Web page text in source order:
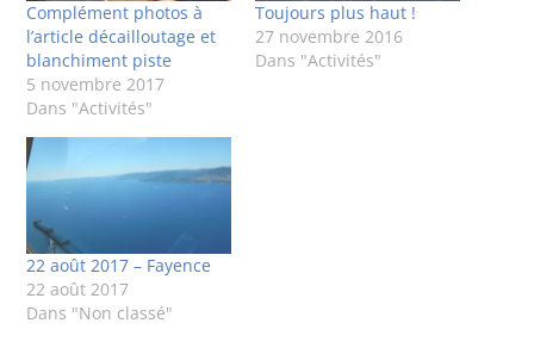
Complément photos à
l’article décailloutage et
blanchiment piste
5 novembre 2017
Dans "Activités"
Toujours plus haut !
27 novembre 2016
Dans "Activités"
22 août 2017 – Fayence
22 août 2017
Dans "Non classé"